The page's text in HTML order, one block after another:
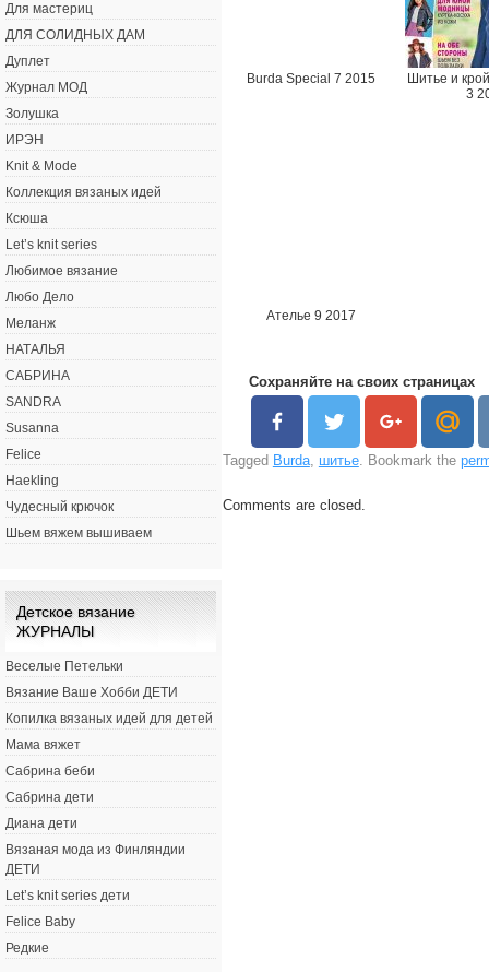
Burda Special 7 2015
Шитье и
3
Ателье 9 2017
Сохраняйте на своих страницах
Tagged Burda, шитье. Bookmark the
Comments are closed.
Для мастериц
ДЛЯ СОЛИДНЫХ ДАМ
Дуплет
Журнал МОД
Золушка
ИРЭН
Knit & Mode
Коллекция вязаных идей
Ксюша
Let’s knit series
Любимое вязание
Любо Дело
Меланж
НАТАЛЬЯ
САБРИНА
SANDRA
Susanna
Felice
Haekling
Чудесный крючок
Шьем вяжем вышиваем
Детское вязание
ЖУРНАЛЫ
Веселые Петельки
Вязание Ваше Хобби ДЕТИ
Копилка вязаных идей для детей
Мама вяжет
Сабрина беби
Сабрина дети
Диана дети
Вязаная мода из Финляндии
ДЕТИ
Let’s knit series дети
Felice Baby
Редкие